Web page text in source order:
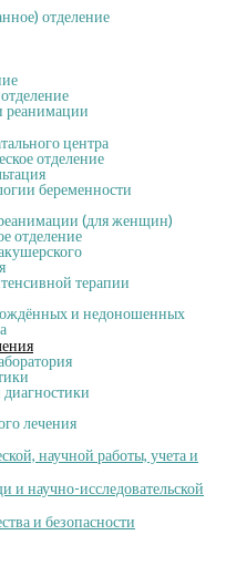
отделение
реанимации
центра
отделение
беременности
(для женщин)
отделение
терапии
и недоношенных
лечения
научной работы, учета и
и научно-исследовательской
и безопасности